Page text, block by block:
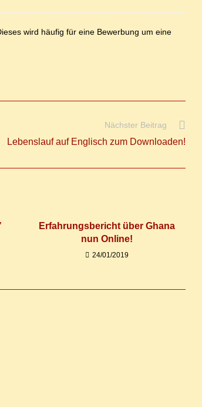
wird häu­fig für ei­ne Be­wer­bung um ei­ne
Nächster Beitrag
Le­bens­lauf auf Eng­lisch zum Downloaden!
Er­fah­rungs­be­richt über Gha­na
nun Online!
24/01/2019